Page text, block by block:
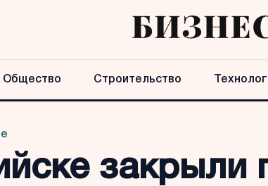
Общество Строительство
закрыли